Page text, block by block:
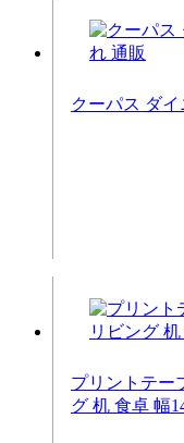
クーパス ダ
プリントテー
グ 机 食卓 幅